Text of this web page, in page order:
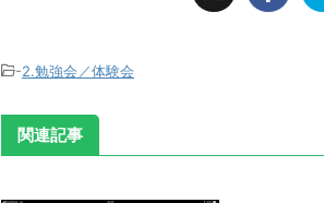
-2.勉強会／体験会
関連記事